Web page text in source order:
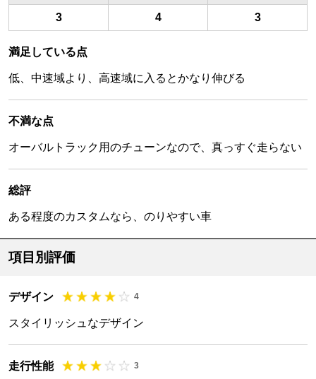
3 4 3
満足している点
低、中速域より、高速域に入るとかなり伸びる
不満な点
オーバルトラック用のチューンなので、真っすぐ走らない
総評
ある程度のカスタムなら、のりやすい車
項目別評価
デザイン 4
スタイリッシュなデザイン
走行性能 3